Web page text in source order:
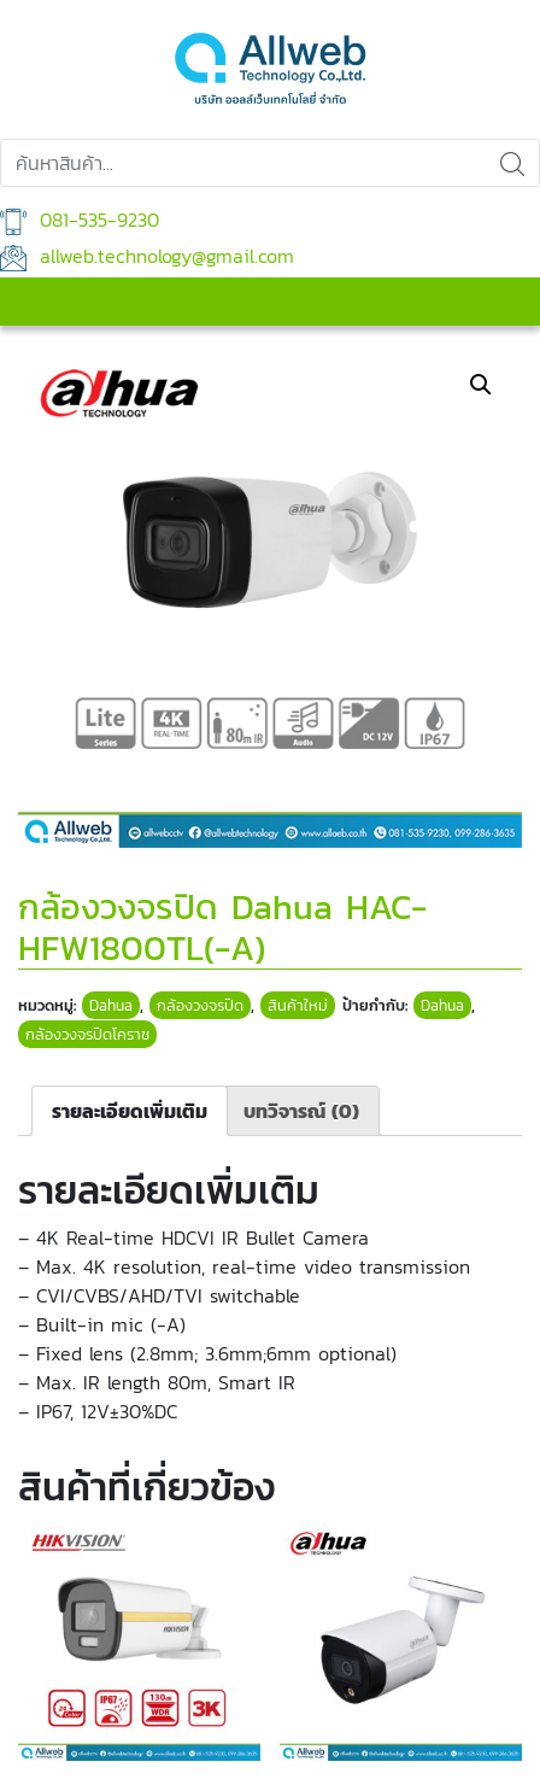
081-535-9230
allweb.technology@gmail.com
กล้องวงจรปิด Dahua HAC-
HFW1800TL(-A)
หมวดหมู่: Dahua , กล้องวงจรปิด , สินค้าใหม่ ป้ายกำกับ: Dahua ,
กล้องวงจรปิดโคราช
รายละเอียดเพิ่มเติม บทวิจารณ์ (0)
รายละเอียดเพิ่มเติม
– 4K Real-time HDCVI IR Bullet Camera
– Max. 4K resolution, real-time video transmission
– CVI/CVBS/AHD/TVI switchable
– Built-in mic (-A)
– Fixed lens (2.8mm; 3.6mm;6mm optional)
– Max. IR length 80m, Smart IR
– IP67, 12V±30%DC
สินค้าที่เกี่ยวข้อง